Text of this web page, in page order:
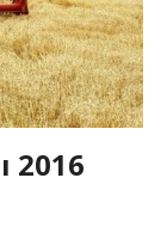
2016